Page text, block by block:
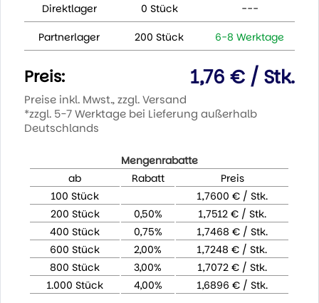
Direktlager 0 Stück ---
Partnerlager 200 Stück 6-8 Werktage
Preis: 1,76 € / Stk.
Preise inkl. Mwst., zzgl. Versand
*zzgl. 5-7 Werktage bei Lieferung außerhalb
Deutschlands
Mengenrabatte
ab
Rabatt
Preis
100 Stück
1,7600 € / Stk.
200 Stück
0,50%
1,7512 € / Stk.
400 Stück
0,75%
1,7468 € / Stk.
600 Stück
2,00%
1,7248 € / Stk.
800 Stück
3,00%
1,7072 € / Stk.
1.000 Stück
4,00% 1,6896 € / Stk.